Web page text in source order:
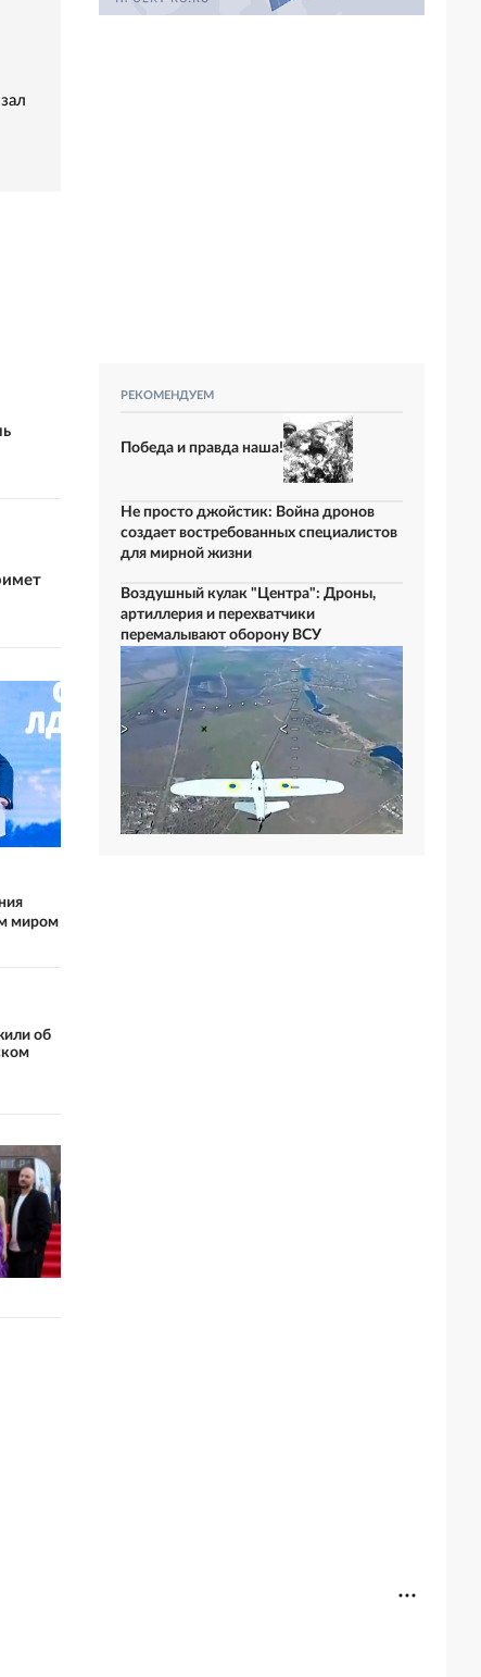
миром
об
РЕКОМЕНДУЕМ
Победа и правда наша!
Не просто джойстик: Война дронов
создает востребованных специалистов
для мирной жизни
Воздушный кулак "Центра": Дроны,
артиллерия и перехватчики
перемалывают оборону ВСУ